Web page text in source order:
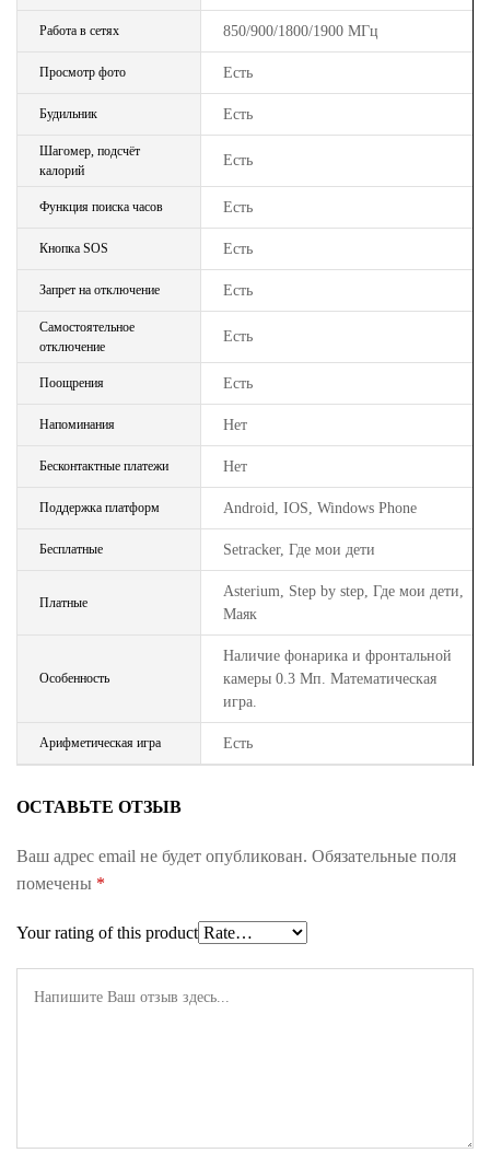
Работа в сетях 850/900/1800/1900 МГц
Просмотр фото Есть
Будильник Есть
Шагомер, подсчёт
калорий
Есть
Функция поиска часов Есть
Кнопка SOS Есть
Запрет на отключение Есть
Самостоятельное
отключение
Есть
Поощрения Есть
Напоминания Нет
Бесконтактные платежи Нет
Поддержка платформ Android, IOS, Windows Phone
Бесплатные Setracker, Где мои дети
Платные
Asterium, Step by step, Где мои дети,
Маяк
Особенность
Наличие фонарика и фронтальной
камеры 0.3 Мп. Математическая
игра.
Арифметическая игра Есть
ОСТАВЬТЕ ОТЗЫВ
Ваш адрес email не будет опубликован. Обязательные поля
помечены *
Your rating of this product